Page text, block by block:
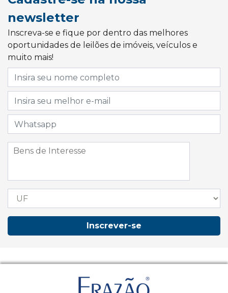
newsletter
Inscreva-se e fique por dentro das melhores
oportunidades de leilões de imóveis, veículos e
muito mais!
Inscrever-se